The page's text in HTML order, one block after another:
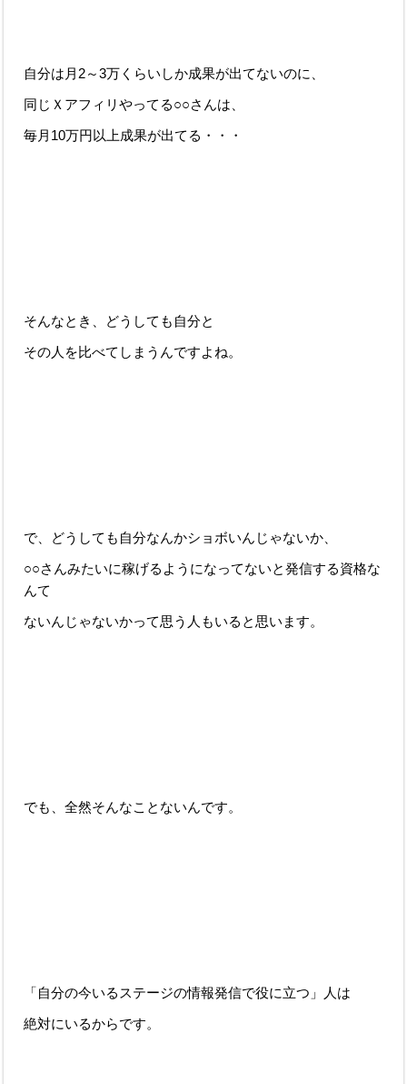
自分は月2～3万くらいしか成果が出てないのに、
同じＸアフィリやってる○○さんは、
毎月10万円以上成果が出てる・・・
そんなとき、どうしても自分と
その人を比べてしまうんですよね。
で、どうしても自分なんかショボいんじゃないか、
○○さんみたいに稼げるようになってないと発信する資格な
んて
ないんじゃないかって思う人もいると思います。
でも、全然そんなことないんです。
「自分の今いるステージの情報発信で役に立つ」人は
絶対にいるからです。